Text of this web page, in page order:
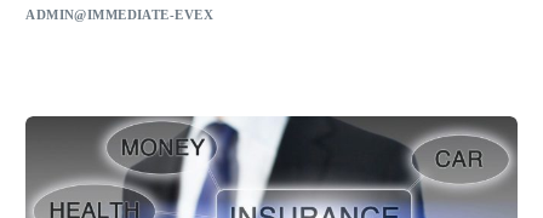
ADMIN@IMMEDIATE-EVEX